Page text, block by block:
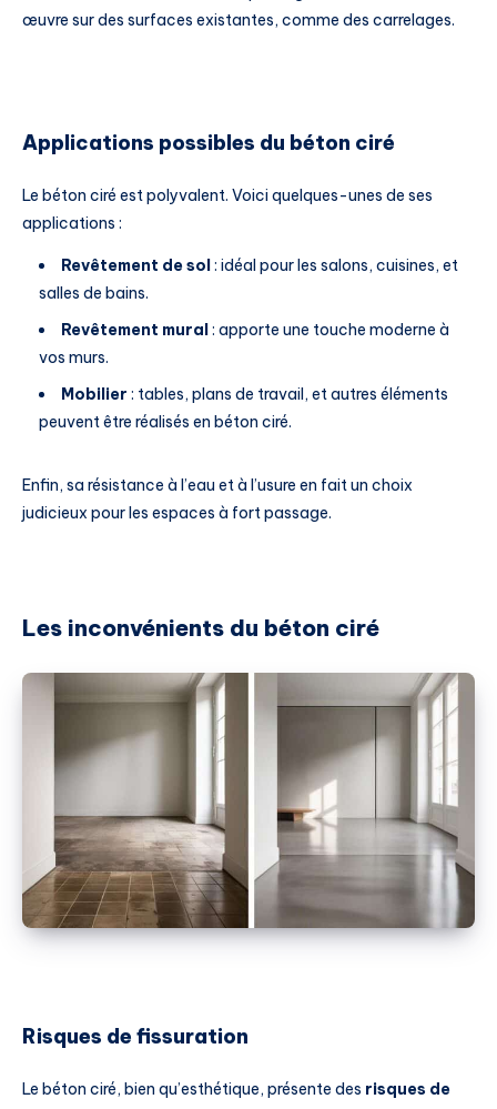
œuvre sur des surfaces existantes, comme des carrelages.
Applications possibles du béton ciré
Le béton ciré est polyvalent. Voici quelques-unes de ses
applications :
Revêtement de sol: idéal pour les salons, cuisines, et
salles de bains.
Revêtement mural: apporte une touche moderne à
vos murs.
Mobilier : tables, plans de travail, et autres éléments
peuvent être réalisés en béton ciré.
Enfin, sa résistance à l’eau et à l’usure en fait un choix
judicieux pour les espaces à fort passage.
Les inconvénients du béton ciré
Risques de fissuration
Le béton ciré, bien qu’esthétique, présente des risques de